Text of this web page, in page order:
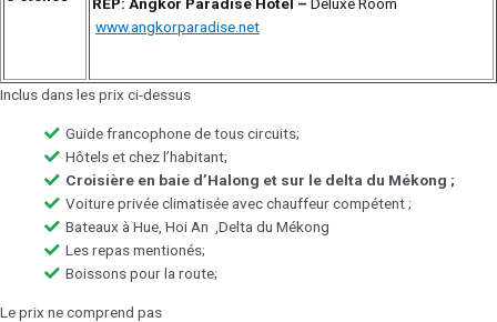
www.angkorparadise.net
Inclus dans les prix ci-dessus
Guide francophone de tous circuits;
Hôtels et chez l’habitant;
Croisière en baie d’Halong et sur le delta du Mékong ;
Voiture privée climatisée avec chauffeur compétent ;
Bateaux à Hue, Hoi An ,Delta du Mékong
Les repas mentionés;
Boissons pour la route;
Le prix ne comprend pas